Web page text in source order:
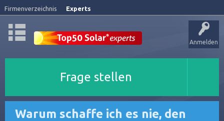
Firmenverzeichnis Experts
Anmelden
Frage stellen
Warum schaffe ich es nie, den